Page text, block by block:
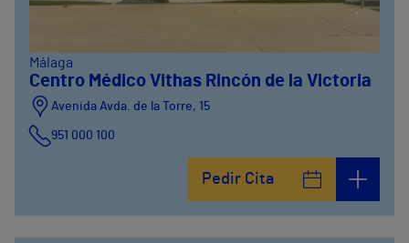
Málaga
Centro Médico Vithas Rincón de la Victoria
Avenida Avda. de la Torre, 15
951 000 100
Pedir Cita